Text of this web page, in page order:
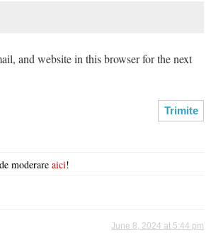
and website in this browser for the next
moderare aici!
June 8, 2024 at 5:44 pm